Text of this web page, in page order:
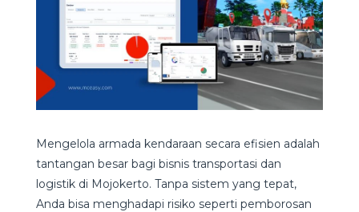
Mengelola armada kendaraan secara efisien adalah
tantangan besar bagi bisnis transportasi dan
logistik di Mojokerto. Tanpa sistem yang tepat,
Anda bisa menghadapi risiko seperti pemborosan